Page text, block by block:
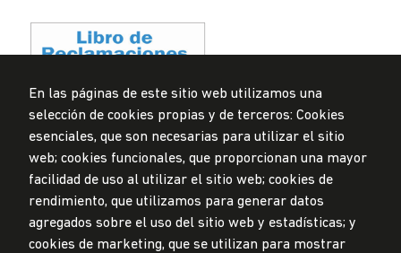
Privacidad de datos personales
Mesa de partes
© Universidad de Lima, 2024
Todos los derechos reservados
Diseñado porPartners
En las páginas de este sitio web utilizamos una
selección de cookies propias y de terceros: Cookies
esenciales, que son necesarias para utilizar el sitio
web; cookies funcionales, que proporcionan una mayor
facilidad de uso al utilizar el sitio web; cookies de
rendimiento, que utilizamos para generar datos
agregados sobre el uso del sitio web y estadísticas; y
cookies de marketing, que se utilizan para mostrar